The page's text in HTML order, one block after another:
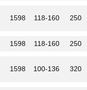
1598 118-160 250
1598 118-160 250
1598 100-136 320